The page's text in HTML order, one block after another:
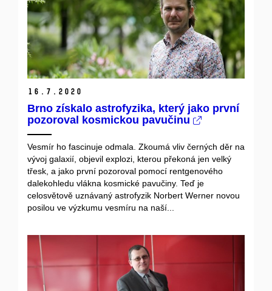
16. 7. 2020
Brno získalo astrofyzika, který jako první
pozoroval kosmickou pavučinu
Vesmír ho fascinuje odmala. Zkoumá vliv černých děr na
vývoj galaxií, objevil explozi, kterou překoná jen velký
třesk, a jako první pozoroval pomocí rentgenového
dalekohledu vlákna kosmické pavučiny. Teď je
celosvětově uznávaný astrofyzik Norbert Werner novou
posilou ve výzkumu vesmíru na naší...